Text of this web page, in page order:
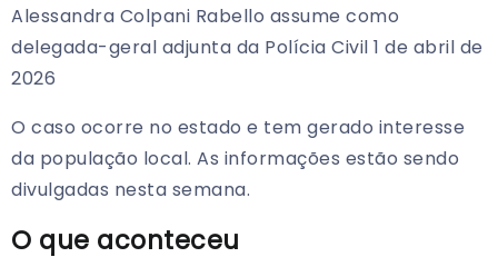
Alessandra Colpani Rabello assume como
delegada-geral adjunta da Polícia Civil 1 de abril de
2026
O caso ocorre no estado e tem gerado interesse
da população local. As informações estão sendo
divulgadas nesta semana.
O que aconteceu